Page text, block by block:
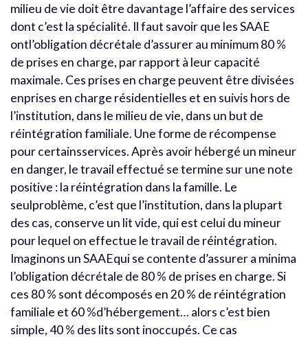
milieu de vie doit être davantage l’affaire des services
dont c’est la spécialité. Il faut savoir que les SAAE
ontl’obligation décrétale d’assurer au minimum 80 %
de prises en charge, par rapport à leur capacité
maximale. Ces prises en charge peuvent être divisées
enprises en charge résidentielles et en suivis hors de
l’institution, dans le milieu de vie, dans un but de
réintégration familiale. Une forme de récompense
pour certainsservices. Après avoir hébergé un mineur
en danger, le travail effectué se termine sur une note
positive : la réintégration dans la famille. Le
seulproblème, c’est que l’institution, dans la plupart
des cas, conserve un lit vide, qui est celui du mineur
pour lequel on effectue le travail de réintégration.
Imaginons un SAAEqui se contente d’assurer a minima
l’obligation décrétale de 80 % de prises en charge. Si
ces 80 % sont décomposés en 20 % de réintégration
familiale et 60 %d’hébergement… alors c’est bien
simple, 40 % des lits sont inoccupés. Ce cas